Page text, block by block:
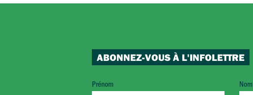
ABONNEZ-VOUS À L'INFOLETTRE
Prénom Nom